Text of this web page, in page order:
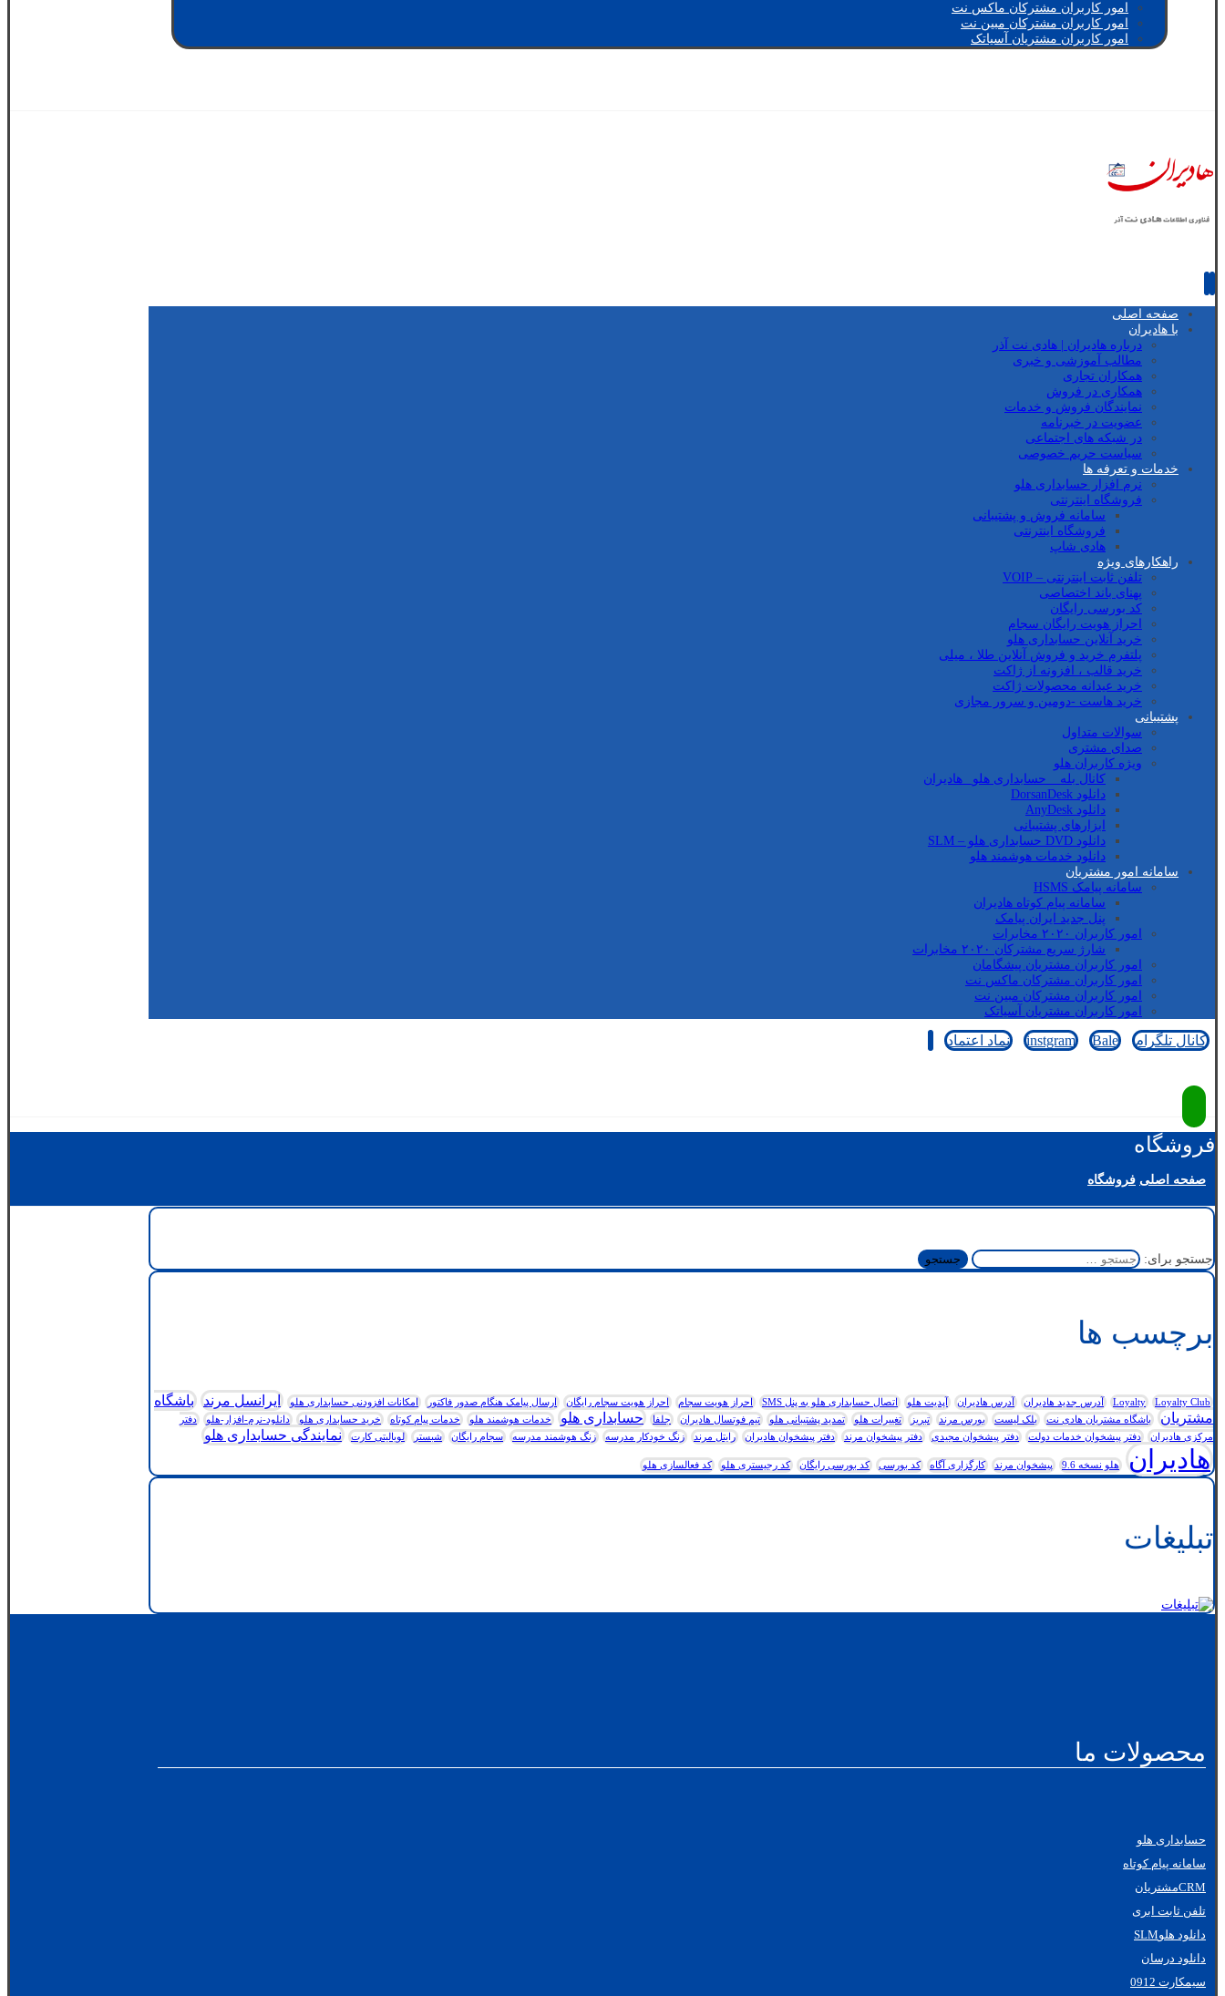
امور کاربران مشترکان ماکس نت
امور کاربران مشترکان مبین نت
امور کاربران مشتریان آسیاتک
صفحه اصلی
با هادیران
درباره هادیران | هادی نت آذر
مطالب آموزشی و خبری
همکاران تجاری
همکاری در فروش
نمایندگان فروش و خدمات
عضویت در خبرنامه
در شبکه های اجتماعی
سیاست حریم خصوصی
خدمات و تعرفه ها
نرم افزار حسابداری هلو
فروشگاه اینترنتی
سامانه فروش و پشتیبانی
فروشگاه اینترنتی
هادی شاپ
راهکارهای ویژه
تلفن ثابت اینترنتی – VOIP
پهنای باند اختصاصی
کد بورسی رایگان
احراز هویت رایگان سجام
خرید آنلاین حسابداری هلو
پلتفرم خرید و فروش آنلاین طلا ، میلی
خرید قالب ، افزونه از ژاکت
خرید عیدانه محصولات ژاکت
خرید هاست -دومین و سرور مجازی
پشتیبانی
سوالات متداول
صدای مشتری
ویژه کاربران هلو
کانال بله _ حسابداری هلو_ هادیران
دانلود DorsanDesk
دانلود AnyDesk
ابزارهای پشتیبانی
دانلود DVD حسابداری هلو – SLM
دانلود خدمات هوشمند هلو
سامانه امور مشتریان
سامانه پیامک HSMS
سامانه پیام کوتاه هادیران
پنل جدید ایران پیامک
امور کاربران ۲۰۲۰ مخابرات
شارژ سریع مشترکان ۲۰۲۰ مخابرات
امور کاربران مشتریان پیشگامان
امور کاربران مشترکان ماکس نت
امور کاربران مشترکان مبین نت
امور کاربران مشتریان آسیاتک
کانال تلگرام instgram Bale نماد اعتماد
فروشگاه
صفحه اصلی فروشگاه
جستجو برای:
برچسب ها
Loyalty Loyalty Club آدرس جدید هادیران آدرس هادیران آپدیت هلو اتصال حسابداری هلو به پنل SMS احراز هویت سجام احراز هویت سجام رایگان ارسال پیامک هنگام صدور فاکتور امکانات افزودنی حسابداری هلو ایرانسل مرند باشگاه
مشتریان
باشگاه مشتریان هادی نت بلک لیست بورس مرند تبریز تغییرات هلو تمدید پشتیبانی هلو تیم فوتسال هادیران جلفا حسابداری هلو خدمات هوشمند هلو خدمات پیام کوتاه خرید حسابداری هلو دانلود-نرم-افزار-هلو
دفتر
مرکزی هادیران
دفتر پیشخوان خدمات دولت دفتر پیشخوان مجیدی دفتر پیشخوان مرند دفتر پیشخوان هادیران رایتل مرند زنگ خودکار مدرسه زنگ هوشمند مدرسه سجام رایگان شبستر لویالیتی کارت نمایندگی حسابداری هلو
هادیران هلو نسخه 9.6 پیشخوان مرند کارگزاری آگاه کد بورسی کد بورسی رایگان کد رجیستری هلو کد فعالسازی هلو
تبلیغات
محصولات ما
حسابداری هلو
سامانه پیام کوتاه
CRMمشتریان
تلفن ثابت ابری
دانلود هلوSLM
دانلود درسان
سیمکارت 0912